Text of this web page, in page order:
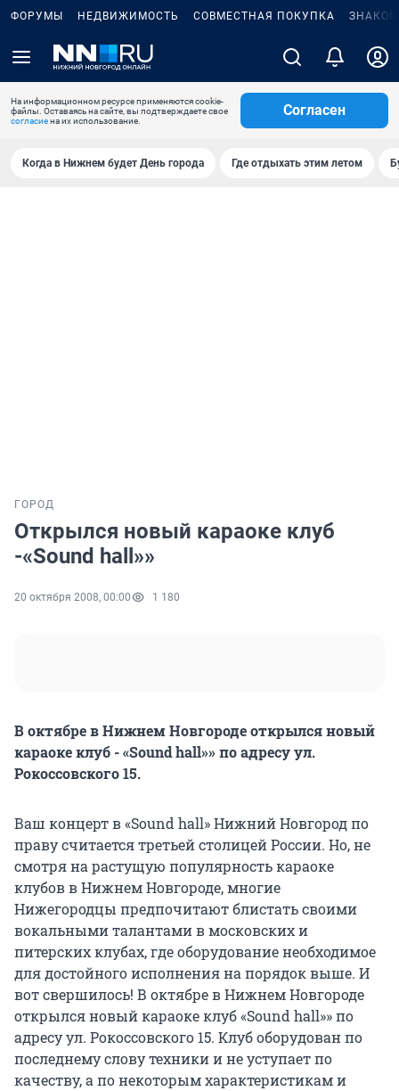
ФОРУМЫ НЕДВИЖИМОСТЬ СОВМЕСТНАЯ ПОКУПКА
На информационном ресурсе применяются cookie-
файлы. Оставаясь на сайте, вы подтверждаете свое
согласиена их использование.
Согласен
Когда в Нижнем будет День города Где отдыхать этим летом
ГОРОД
Открылся новый караоке клуб
-«Sound hall»»
20 октября 2008, 00:00 1 180
В октябре в Нижнем Новгороде открылся новый
караоке клуб - «Sound hall»» по адресу ул.
Рокоссовского 15.
Ваш концерт в «Sound hall» Нижний Новгород по
праву считается третьей столицей России. Но, не
смотря на растущую популярность караоке
клубов в Нижнем Новгороде, многие
Нижегородцы предпочитают блистать своими
вокальными талантами в московских и
питерских клубах, где оборудование необходимое
для достойного исполнения на порядок выше. И
вот свершилось! В октябре в Нижнем Новгороде
открылся новый караоке клуб «Sound hall»» по
адресу ул. Рокоссовского 15. Клуб оборудован по
последнему слову техники и не уступает по
качеству, а по некоторым характеристикам и